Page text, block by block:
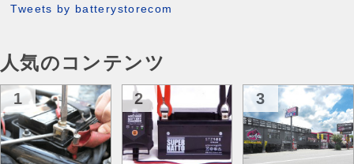
Tweets by batterystorecom
人気のコンテンツ
1 2 3